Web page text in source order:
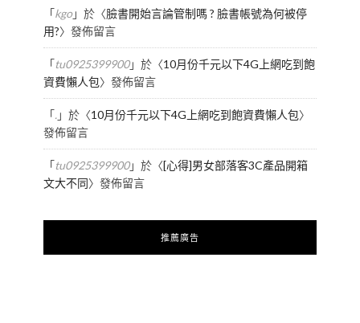
「kgo」於〈臉書開始言論管制嗎 ? 臉書帳號為何被停
用?〉發佈留言
「tu0925399900」於〈10月份千元以下4G上網吃到飽
資費懶人包〉發佈留言
「.」於〈10月份千元以下4G上網吃到飽資費懶人包〉
發佈留言
「tu0925399900」於〈[心得]男女部落客3C產品開箱
文大不同〉發佈留言
推薦廣告